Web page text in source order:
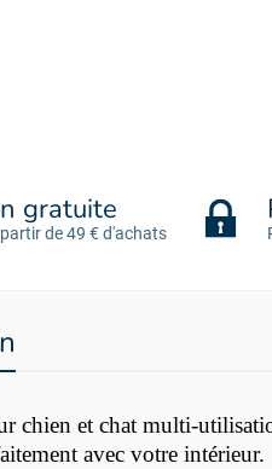
gratuite
de 49 € d'achats
chien et chat multi-
avec votre intérieur.